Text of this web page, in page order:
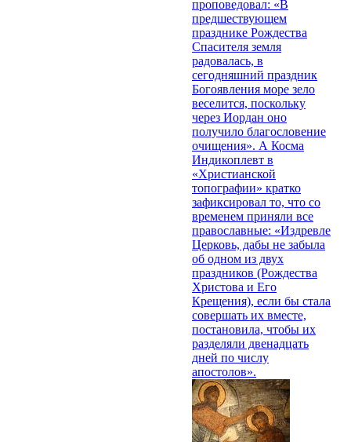
проповедовал: «В
предшествующем
празднике Рождества
Спасителя земля
радовалась, в
сегодняшний праздник
Богоявления море зело
веселится, поскольку
через Иордан оно
получило благословение
очищения». А Косма
Индикоплевт в
«Христианской
топографии» кратко
зафиксировал то, что со
временем приняли все
православные: «Издревле
Церковь, дабы не забыла
об одном из двух
праздников (Рождества
Христова и Его
Крещения), если бы стала
совершать их вместе,
постановила, чтобы их
разделяли двенадцать
дней по числу
апостолов».